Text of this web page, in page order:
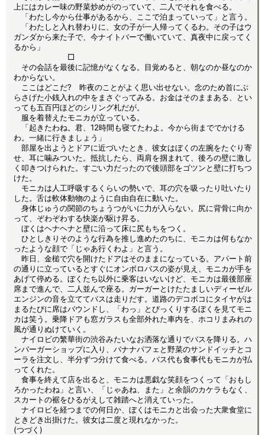
上にはカレー味の野菜炒めがのっていて、二人でそれを食べる。
「わたし今から仕事があるから、ここで泊まっていって」と言う。
「わたしと入れ替わりに、女の子が一人帰ってくるわ。その子はウ
ガンダから来た子で、今ナイトバーで働いていて、真夜中に戻ってく
るから」
□
その会話を最後に記憶がなくなる。目覚めると、朝なのか昼なのか
わからない。
ここはどこだ? 昨夜のことがよく思い出せない。念のため首にぶ
らさげた小銭入れの中をまさぐってみる。お金はそのままある、とい
っても五百円ほどのシリング札だが。
服を着替えたモニカが立っている。
「起きたわね。君、12時間も寝てたわよ。今から街まででかける
わ。一緒に行きましょう」
部屋を出ようとドアに近づいたとき、彼女はぼくの左腕をたぐり寄
せ、耳に噛みついた。抵抗したら、両肩を掴まれて、後ろの壁に激し
く叩きつけられた。すごい力だったので後頭部をゴツンと壁に打ちつ
けた。
モニカは人工呼吸するくらいの勢いで、耳の穴を吸ったり吐いたり
した。舌は軟体動物のように自由自在に動いた。
身体じゅうの関節のちょうつがいに力が入らない。尻に背骨に向か
って、ぞわぞわする快楽が駆け昇る。
ぼくはヘナヘナと壁に沿って床に尻もちをつく。
ひとしきりそのような行為を推し進めたのちに、モニカは何もなか
ったような顔で「じゃあ行くわよ」と言う。
昨日、金槌で穴を開けたドアはそのままになっている。アパート前
の通りに立っているとすぐにオンボロバスの姿が見え、モニカが手を
あげて停める。ぼくたち以外に乗客はいないけど、モニカは最後部座
席まで進んで、二人並んで座る。ガーガーとけたたましいディーゼル
エンジンの音を立ててバスは走りだす。道路のデコボコにタイヤがは
まるたびに席はバウンドし、「わっ」とびっくりするぼくを見てモニ
カは笑う。乗降ドアも窓ガラスも全部外れた車内を、ホコリまみれの
風が通りぬけていく。
ナイロビの繁華街の渋谷みたいなお洒落な通りでバスを降りる。ハ
ンバーガーショップに入り、バナナパフェと野菜のサンドイッチとコ
ーラを注文し、半分ずつ分けて食べる。バス代も食事代もモニカが払
ってくれた。
食事を終えて店を出ると、モニカは悪戯な笑顔をつくって「おもし
ろかったわね」と言い、「じゃあね、また」と余韻のカケラもなく、
スカートの裾をひるがえして雑踏へと消えていった。
ナイロビを経つまでの何日か、ぼくはモニカと出会った大衆食堂に
ときどき出掛けた。彼女は二度と現れなかった。
(つづく)